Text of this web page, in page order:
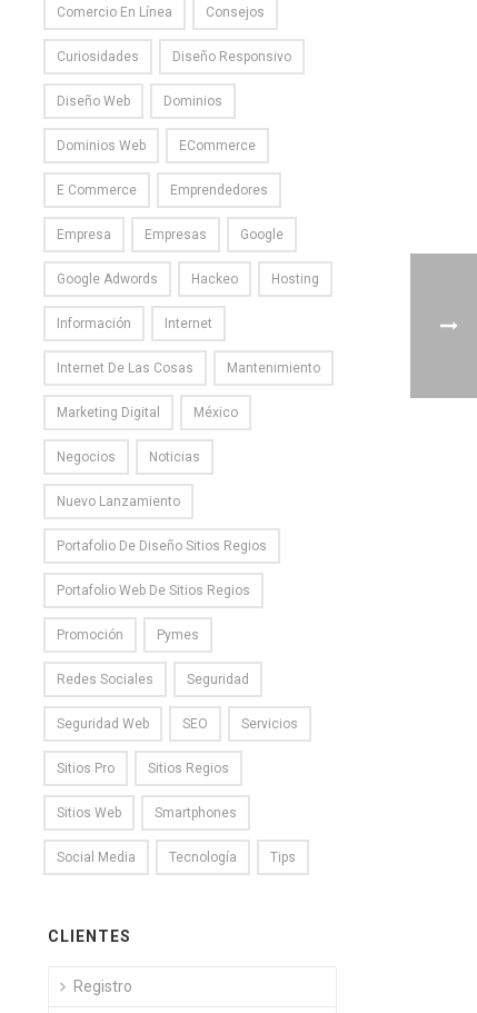
Comercio En Línea Consejos
Curiosidades Diseño Responsivo
Diseño Web Dominios
Dominios Web ECommerce
E Commerce Emprendedores
Empresa Empresas Google
Google Adwords Hackeo Hosting
Información Internet
Internet De Las Cosas Mantenimiento
Marketing Digital México
Negocios Noticias
Nuevo Lanzamiento
Portafolio De Diseño Sitios Regios
Portafolio Web De Sitios Regios
Promoción Pymes
Redes Sociales Seguridad
Seguridad Web SEO Servicios
Sitios Pro Sitios Regios
Sitios Web Smartphones
Social Media Tecnología Tips
CLIENTES
Registro